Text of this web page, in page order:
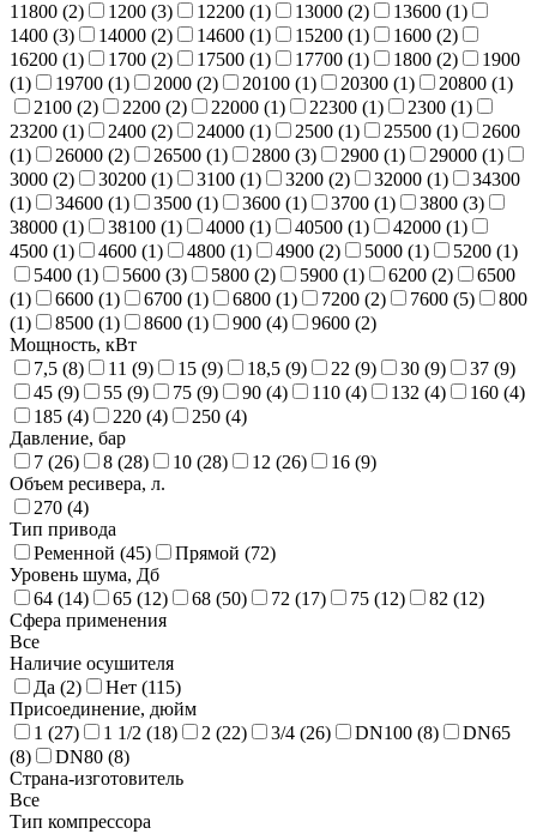
11800 (2) 1200 (3) 12200 (1) 13000 (2) 13600 (1)
1400 (3) 14000 (2) 14600 (1) 15200 (1) 1600 (2)
16200 (1) 1700 (2) 17500 (1) 17700 (1) 1800 (2)
1900
(1) 19700 (1) 2000 (2) 20100 (1) 20300 (1) 20800 (1)
2100 (2) 2200 (2) 22000 (1) 22300 (1) 2300 (1)
23200 (1) 2400 (2) 24000 (1) 2500 (1) 25500 (1)
2600
(1) 26000 (2) 26500 (1) 2800 (3) 2900 (1) 29000 (1)
3000 (2) 30200 (1) 3100 (1) 3200 (2) 32000 (1)
34300
(1) 34600 (1) 3500 (1) 3600 (1) 3700 (1) 3800 (3)
38000 (1) 38100 (1) 4000 (1) 40500 (1) 42000 (1)
4500 (1) 4600 (1) 4800 (1) 4900 (2) 5000 (1) 5200 (1)
5400 (1) 5600 (3) 5800 (2) 5900 (1) 6200 (2)
6500
(1) 6600 (1) 6700 (1) 6800 (1) 7200 (2) 7600 (5)
800
(1) 8500 (1) 8600 (1) 900 (4) 9600 (2)
Мощность, кВт
7,5 (8) 11 (9) 15 (9) 18,5 (9) 22 (9) 30 (9) 37 (9)
45 (9) 55 (9) 75 (9) 90 (4) 110 (4) 132 (4) 160 (4)
185 (4) 220 (4) 250 (4)
Давление, бар
7 (26) 8 (28) 10 (28) 12 (26) 16 (9)
Объем ресивера, л.
270 (4)
Тип привода
Ременной (45) Прямой (72)
Уровень шума, Дб
64 (14) 65 (12) 68 (50) 72 (17) 75 (12) 82 (12)
Сфера применения
Все
Наличие осушителя
Да (2) Нет (115)
Присоединение, дюйм
1 (27) 1 1/2 (18) 2 (22) 3/4 (26) DN100 (8)
DN65
(8) DN80 (8)
Страна-изготовитель
Все
Тип компрессора